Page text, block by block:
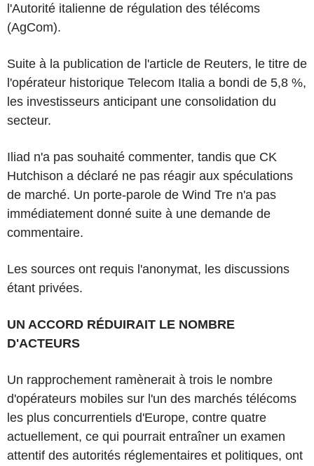
l'Autorité italienne de régulation des télécoms
(AgCom).
Suite à la publication de l'article de Reuters, le titre de
l'opérateur historique Telecom Italia a bondi de 5,8 %,
les investisseurs anticipant une consolidation du
secteur.
Iliad n'a pas souhaité commenter, tandis que CK
Hutchison a déclaré ne pas réagir aux spéculations
de marché. Un porte-parole de Wind Tre n'a pas
immédiatement donné suite à une demande de
commentaire.
Les sources ont requis l'anonymat, les discussions
étant privées.
UN ACCORD RÉDUIRAIT LE NOMBRE
D'ACTEURS
Un rapprochement ramènerait à trois le nombre
d'opérateurs mobiles sur l'un des marchés télécoms
les plus concurrentiels d'Europe, contre quatre
actuellement, ce qui pourrait entraîner un examen
attentif des autorités réglementaires et politiques, ont